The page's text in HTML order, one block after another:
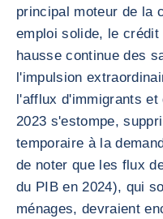
principal moteur de la
emploi solide, le
hausse continue des
l'impulsion
l'afflux d'immigrants et
2023 s'estompe,
temporaire à la
de noter que les flux
du PIB en 2024), qui
ménages, devraient